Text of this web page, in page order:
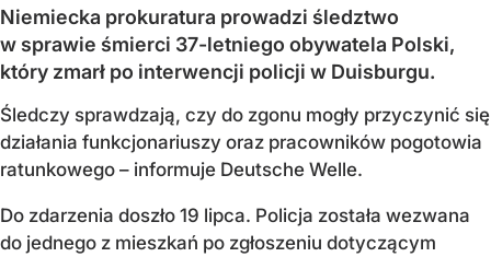
Niemiecka prokuratura prowadzi śledztwo
w sprawie śmierci 37-letniego obywatela Polski,
który zmarł po interwencji policji w Duisburgu.
Śledczy sprawdzają, czy do zgonu mogły przyczynić się
działania funkcjonariuszy oraz pracowników pogotowia
ratunkowego – informuje Deutsche Welle.
Do zdarzenia doszło 19 lipca. Policja została wezwana
do jednego z mieszkań po zgłoszeniu dotyczącym